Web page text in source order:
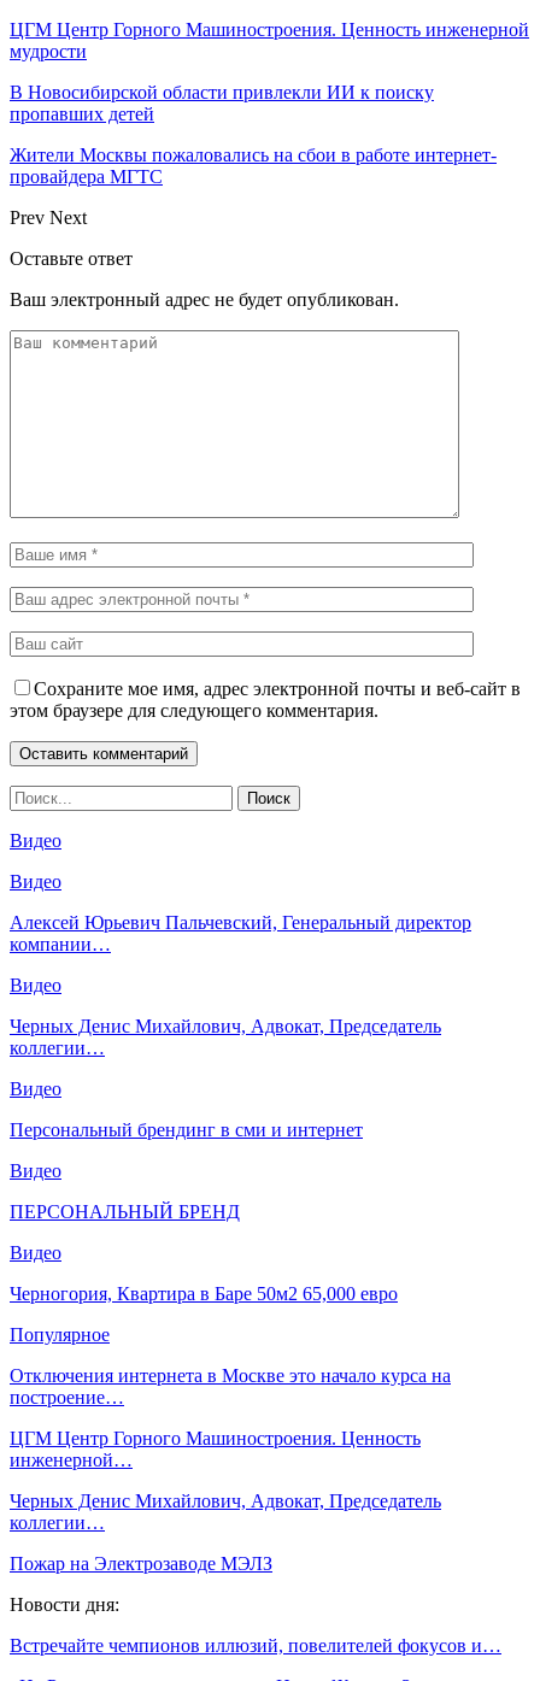
ЦГМ Центр Горного Машиностроения. Ценность инженерной
мудрости
В Новосибирской области привлекли ИИ к поиску
пропавших детей
Жители Москвы пожаловались на сбои в работе интернет-
провайдера МГТС
Prev Next
Оставьте ответ
Ваш электронный адрес не будет опубликован.
Сохраните мое имя, адрес электронной почты и веб-сайт в
этом браузере для следующего комментария.
Видео
Видео
Алексей Юрьевич Пальчевский, Генеральный директор
компании…
Видео
Черных Денис Михайлович, Адвокат, Председатель
коллегии…
Видео
Персональный брендинг в сми и интернет
Видео
ПЕРСОНАЛЬНЫЙ БРЕНД
Видео
Черногория, Квартира в Баре 50м2 65,000 евро
Популярное
Отключения интернета в Москве это начало курса на
построение…
ЦГМ Центр Горного Машиностроения. Ценность
инженерной…
Черных Денис Михайлович, Адвокат, Председатель
коллегии…
Пожар на Электрозаводе МЭЛЗ
Новости дня:
Встречайте чемпионов иллюзий, повелителей фокусов и…